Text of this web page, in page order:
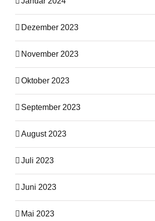
Dezember 2023
November 2023
Oktober 2023
September 2023
August 2023
Juli 2023
Juni 2023
Mai 2023